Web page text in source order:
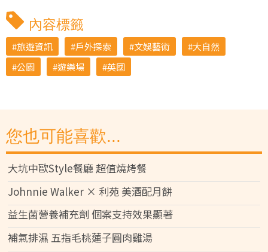
內容標籤
旅遊資訊 戶外探索 文娛藝術
大自然
公園
遊樂場 英國
您也可能喜歡...
大坑中歐Style餐廳 超值燒烤餐
Johnnie Walker × 利苑 美酒配月餅
益生菌營養補充劑 個案支持效果顯著
補氣排濕 五指毛桃蓮子圓肉雞湯